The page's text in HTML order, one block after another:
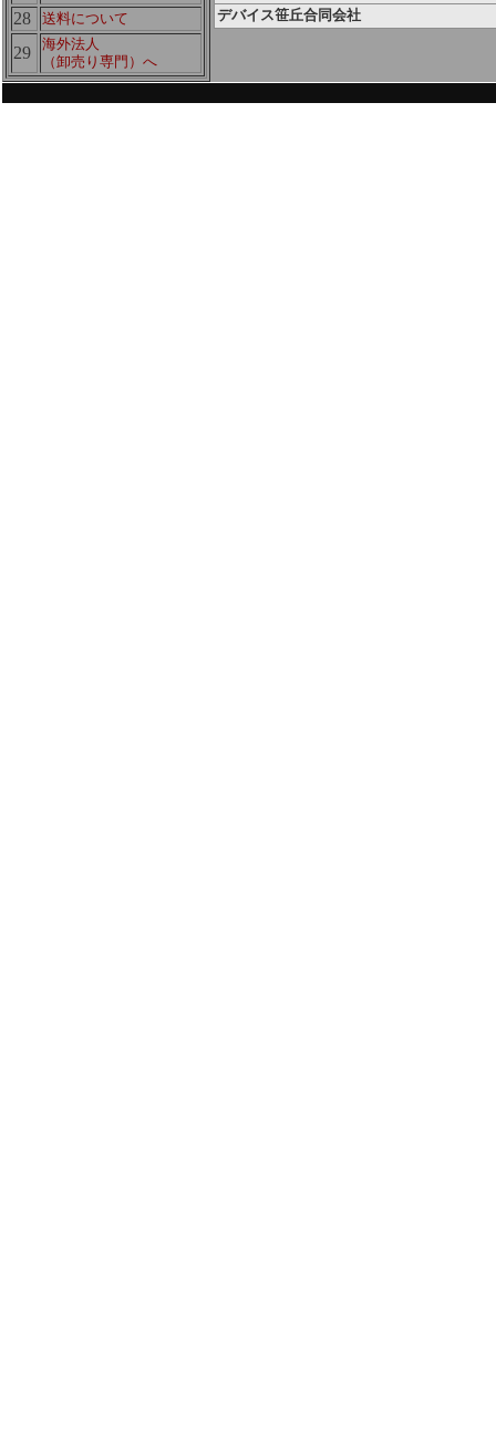
28 送料について
29
海外法人
（卸売り専門）へ
デバイス笹丘合同会社